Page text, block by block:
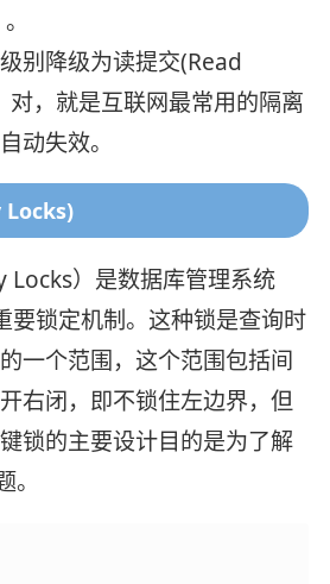
别降级为读提交(Read
，就是互联网最常用的隔离
动失效。
Locks)
Locks）是数据库管理系统
锁定机制。这种锁是查询时
一个范围，这个范围包括间
右闭，即不锁住左边界，但
锁的主要设计目的是为了解